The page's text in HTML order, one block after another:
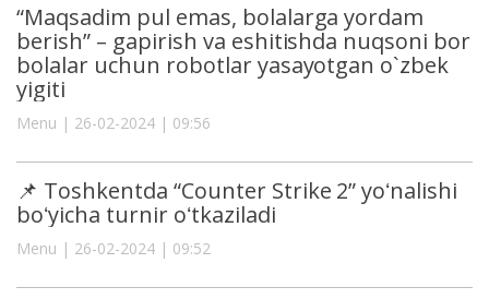
“Maqsadim pul emas, bolalarga yordam
berish” – gapirish va eshitishda nuqsoni bor
bolalar uchun robotlar yasayotgan o`zbek
yigiti
Menu | 26-02-2024 | 09:56
📌 Toshkentda “Counter Strike 2” yoʻnalishi
boʻyicha turnir oʻtkaziladi
Menu | 26-02-2024 | 09:52